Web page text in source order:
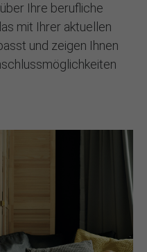
Ihre berufliche
mit Ihrer aktuellen
und zeigen Ihnen